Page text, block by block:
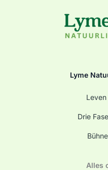
Lyme
Drie
Alles